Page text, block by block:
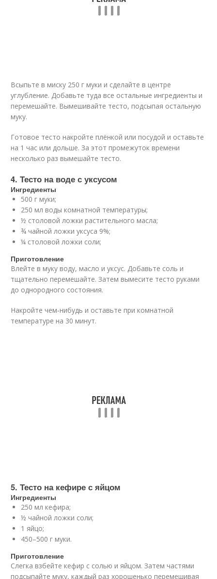
Всыпьте в миску 250 г муки и сделайте в центре
углубление. Добавьте туда все остальные ингредиенты и
перемешайте. Вымешивайте тесто, подсыпая остальную
муку.
Готовое тесто накройте плёнкой или посудой и оставьте
на 1 час или дольше. За этот промежуток времени
несколько раз вымешайте тесто.
4. Тесто на воде с уксусом
Ингредиенты
500 г муки;
250 мл воды комнатной температуры;
½ столовой ложки растительного масла;
¾ чайной ложки уксуса 9%;
¼ столовой ложки соли;
Приготовление
Влейте в муку воду, масло и уксус. Добавьте соль и
тщательно перемешайте. Затем вымесите тесто руками
до однородного состояния.
Накройте чем‑нибудь и оставьте при комнатной
температуре на 30 минут.
5. Тесто на кефире с яйцом
Ингредиенты
250 мл кефира;
½ чайной ложки соли;
1 яйцо;
450–500 г муки.
Приготовление
Слегка взбейте кефир с солью и яйцом. Затем частями
подсыпайте муку, каждый раз хорошенько перемешивая